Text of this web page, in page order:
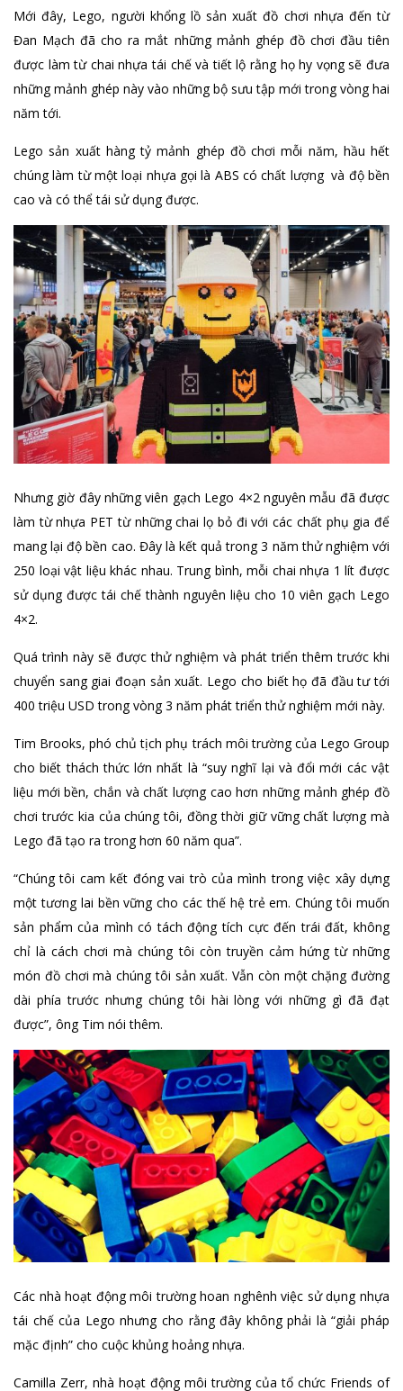
Mới đây, Lego, người khổng lồ sản xuất đồ chơi nhựa đến từ
Đan Mạch đã cho ra mắt những mảnh ghép đồ chơi đầu tiên
được làm từ chai nhựa tái chế và tiết lộ rằng họ hy vọng sẽ đưa
những mảnh ghép này vào những bộ sưu tập mới trong vòng hai
năm tới.
Lego sản xuất hàng tỷ mảnh ghép đồ chơi mỗi năm, hầu hết
chúng làm từ một loại nhựa gọi là ABS có chất lượng và độ bền
cao và có thể tái sử dụng được.
Nhưng giờ đây những viên gạch Lego 4×2 nguyên mẫu đã được
làm từ nhựa PET từ những chai lọ bỏ đi với các chất phụ gia để
mang lại độ bền cao. Đây là kết quả trong 3 năm thử nghiệm với
250 loại vật liệu khác nhau. Trung bình, mỗi chai nhựa 1 lít được
sử dụng được tái chế thành nguyên liệu cho 10 viên gạch Lego
4×2.
Quá trình này sẽ được thử nghiệm và phát triển thêm trước khi
chuyển sang giai đoạn sản xuất. Lego cho biết họ đã đầu tư tới
400 triệu USD trong vòng 3 năm phát triển thử nghiệm mới này.
Tim Brooks, phó chủ tịch phụ trách môi trường của Lego Group
cho biết thách thức lớn nhất là “suy nghĩ lại và đổi mới các vật
liệu mới bền, chắn và chất lượng cao hơn những mảnh ghép đồ
chơi trước kia của chúng tôi, đồng thời giữ vững chất lượng mà
Lego đã tạo ra trong hơn 60 năm qua”.
“Chúng tôi cam kết đóng vai trò của mình trong việc xây dựng
một tương lai bền vững cho các thế hệ trẻ em. Chúng tôi muốn
sản phẩm của mình có tách động tích cực đến trái đất, không
chỉ là cách chơi mà chúng tôi còn truyền cảm hứng từ những
món đồ chơi mà chúng tôi sản xuất. Vẫn còn một chặng đường
dài phía trước nhưng chúng tôi hài lòng với những gì đã đạt
được”, ông Tim nói thêm.
Các nhà hoạt động môi trường hoan nghênh việc sử dụng nhựa
tái chế của Lego nhưng cho rằng đây không phải là “giải pháp
mặc định” cho cuộc khủng hoảng nhựa.
Camilla Zerr, nhà hoạt động môi trường của tổ chức Friends of